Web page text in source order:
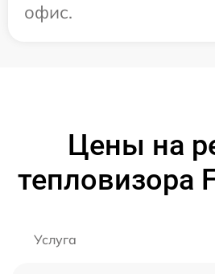
офис.
Цены на
тепловизора
Услуга